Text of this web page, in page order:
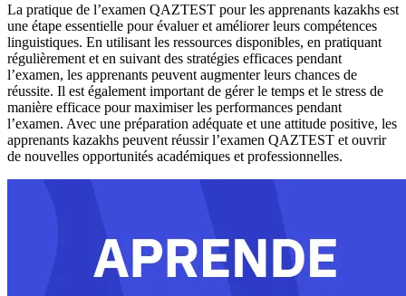
La pratique de l’examen QAZTEST pour les apprenants kazakhs est
une étape essentielle pour évaluer et améliorer leurs compétences
linguistiques. En utilisant les ressources disponibles, en pratiquant
régulièrement et en suivant des stratégies efficaces pendant
l’examen, les apprenants peuvent augmenter leurs chances de
réussite. Il est également important de gérer le temps et le stress de
manière efficace pour maximiser les performances pendant
l’examen. Avec une préparation adéquate et une attitude positive, les
apprenants kazakhs peuvent réussir l’examen QAZTEST et ouvrir
de nouvelles opportunités académiques et professionnelles.